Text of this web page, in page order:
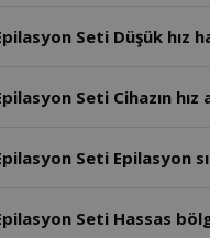
Seti Düşük
Seti Cihazın
Seti Epilasyon
Seti Hassas